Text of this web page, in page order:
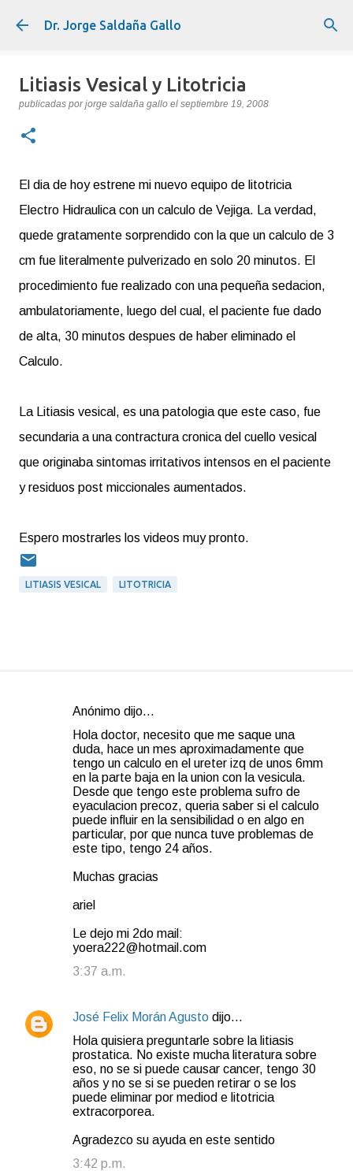
Ir al contenido principal
Dr. Jorge Saldaña Gallo
Litiasis Vesical y Litotricia
publicadas porjorge saldaña gallo el septiembre 19, 2008
El dia de hoy estrene mi nuevo equipo de litotricia
Electro Hidraulica con un calculo de Vejiga. La verdad,
quede gratamente sorprendido con la que un calculo de 3
cm fue literalmente pulverizado en solo 20 minutos. El
procedimiento fue realizado con una pequeña sedacion,
ambulatoriamente, luego del cual, el paciente fue dado
de alta, 30 minutos despues de haber eliminado el
Calculo.
La Litiasis vesical, es una patologia que este caso, fue
secundaria a una contractura cronica del cuello vesical
que originaba sintomas irritativos intensos en el paciente
y residuos post miccionales aumentados.
Espero mostrarles los videos muy pronto.
LITIASIS VESICAL LITOTRICIA
Anónimo dijo…
Hola doctor, necesito que me saque una
duda, hace un mes aproximadamente que
tengo un calculo en el ureter izq de unos 6mm
en la parte baja en la union con la vesicula.
Desde que tengo este problema sufro de
eyaculacion precoz, queria saber si el calculo
puede influir en la sensibilidad o en algo en
particular, por que nunca tuve problemas de
este tipo, tengo 24 años.
Muchas gracias
ariel
Le dejo mi 2do mail:
yoera222@hotmail.com
3:37 a.m.
José Felix Morán Agusto dijo…
Hola quisiera preguntarle sobre la litiasis
prostatica. No existe mucha literatura sobre
eso, no se si puede causar cancer, tengo 30
años y no se si se pueden retirar o se los
puede eliminar por mediod e litotricia
extracorporea.
Agradezco su ayuda en este sentido
3:42 p.m.